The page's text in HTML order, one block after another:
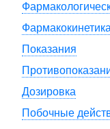
Фармакокинетика
Показания
Дозировка
Побочные